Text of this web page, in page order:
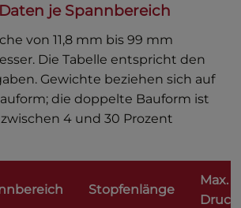
je Spannbereich
von 11,8 mm bis 99 mm
Die Tabelle entspricht den
Gewichte beziehen sich auf
die doppelte Bauform ist
4 und 30 Prozent
Stopfenlänge
Max.
Druck